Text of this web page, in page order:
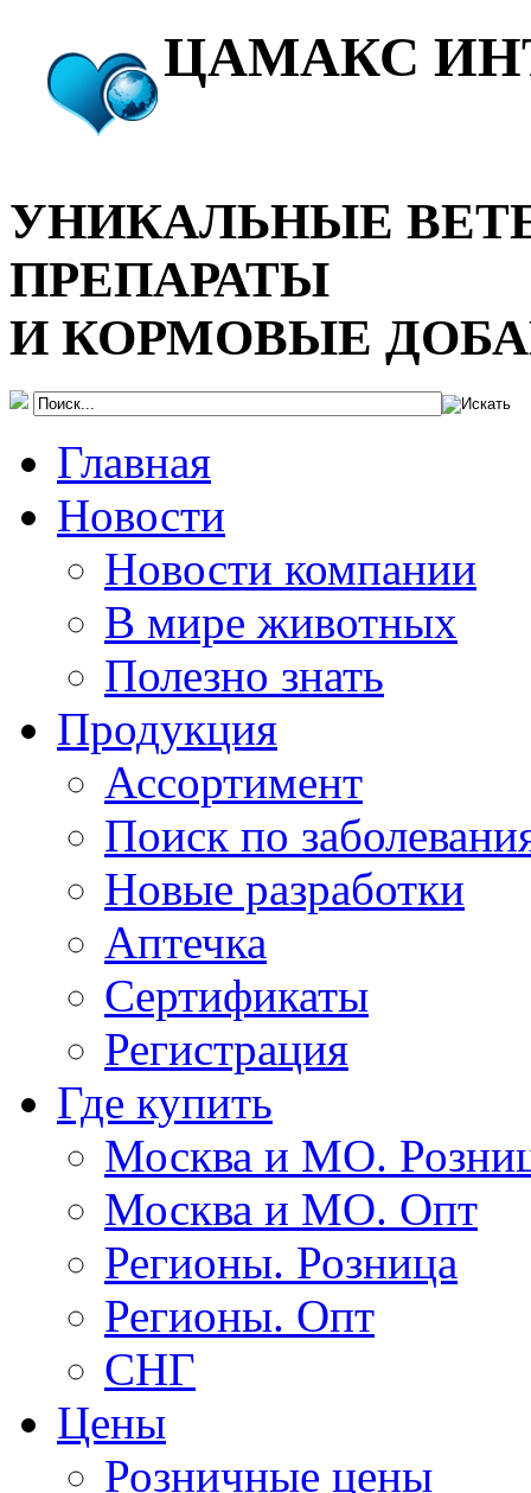
ЦАМАКС
УНИКАЛЬНЫЕ
ПРЕПАРАТЫ
И КОРМОВЫЕ
Главная
Новости
Новости компании
В мире животных
Полезно знать
Продукция
Ассортимент
Поиск по
Новые разработки
Аптечка
Сертификаты
Регистрация
Где купить
Москва и МО.
Москва и МО. Опт
Регионы. Розница
Регионы. Опт
СНГ
Цены
Розничные цены